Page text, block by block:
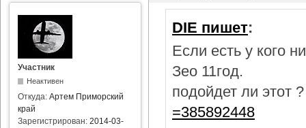
Участник
Неактивен
Откуда: Артем Приморский
край
Зарегистрирован: 2014-03-
DIE пишет:
Если есть у кого
Зео 11год.
подойдет ли этот
=385892448